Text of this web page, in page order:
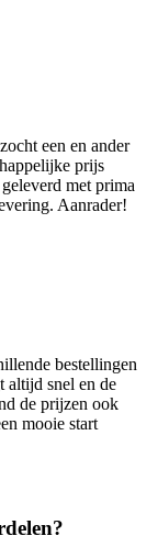
een en ander
prijs
met prima
Aanrader!
bestellingen
altijd snel en de
de prijzen ook
mooie start